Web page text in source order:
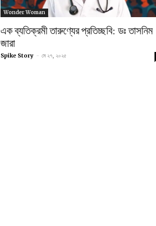
Wonder Woman
এক ব্যতিক্রমী তারুণ্যের প্রতিচ্ছবি: ডঃ তাসনিম
জারা
Spike Story - মে ২৭, ২০২৫